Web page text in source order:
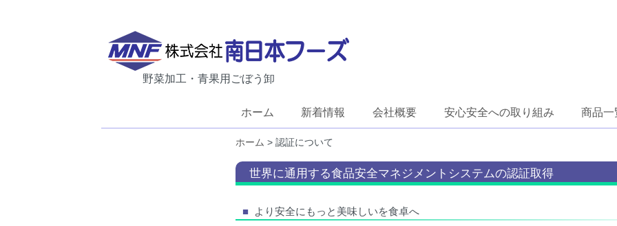
野菜加工・青果用ごぼう卸
ホーム 新着情報 会社概要 安心安全への取り組み 商品一
ホーム > 認証について
世界に通用する食品安全マネジメントシステムの認証取得
より安全にもっと美味しいを食卓へ